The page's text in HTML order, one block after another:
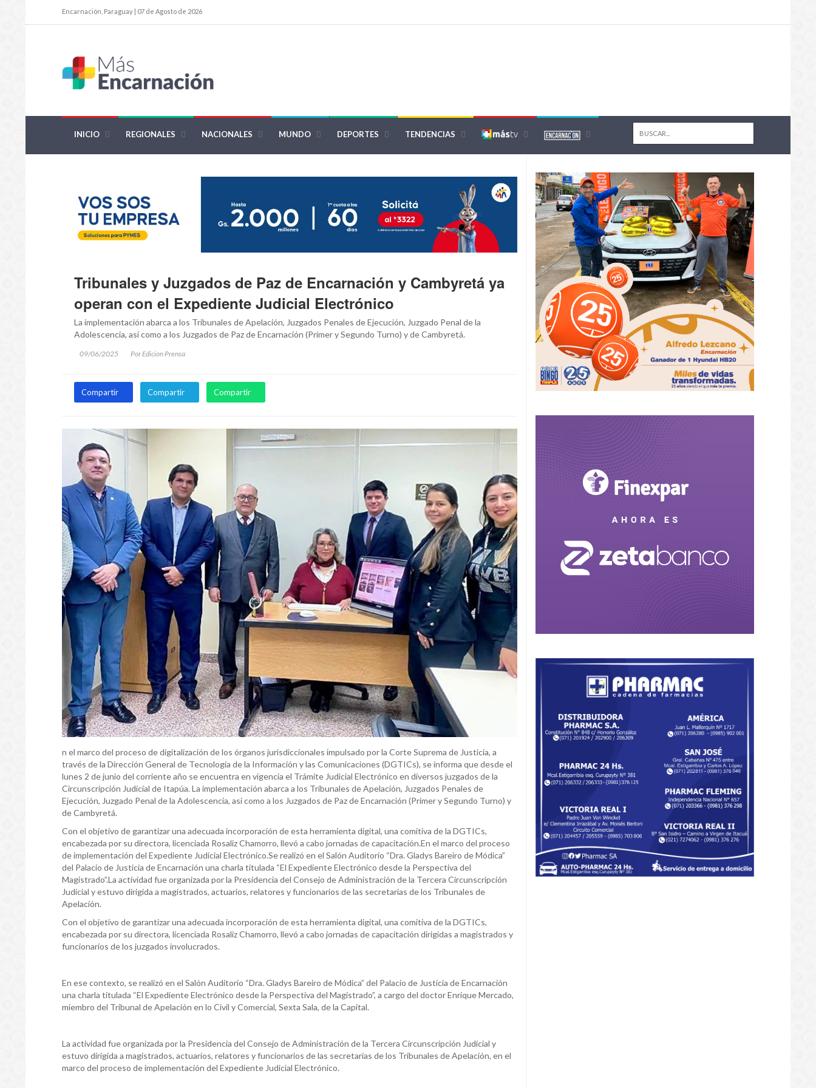
Encarnación, Paraguay | 07 de Agosto de 2026
INICIO REGIONALES NACIONALES MUNDO DEPORTES TENDENCIAS
Tribunales y Juzgados de Paz de Encarnación y Cambyretá ya
operan con el Expediente Judicial Electrónico
La implementación abarca a los Tribunales de Apelación, Juzgados Penales de Ejecución, Juzgado Penal de la
Adolescencia, así como a los Juzgados de Paz de Encarnación (Primer y Segundo Turno) y de Cambyretá.
09/06/2025 Por Edicion Prensa
Compartir Compartir Compartir
n el marco del proceso de digitalización de los órganos jurisdiccionales impulsado por la Corte Suprema de Justicia, a
través de la Dirección General de Tecnología de la Información y las Comunicaciones (DGTICs), se informa que desde el
lunes 2 de junio del corriente año se encuentra en vigencia el Trámite Judicial Electrónico en diversos juzgados de la
Circunscripción Judicial de Itapúa. La implementación abarca a los Tribunales de Apelación, Juzgados Penales de
Ejecución, Juzgado Penal de la Adolescencia, así como a los Juzgados de Paz de Encarnación (Primer y Segundo Turno) y
de Cambyretá.
Con el objetivo de garantizar una adecuada incorporación de esta herramienta digital, una comitiva de la DGTICs,
encabezada por su directora, licenciada Rosaliz Chamorro, llevó a cabo jornadas de capacitación.En el marco del proceso
de implementación del Expediente Judicial Electrónico.Se realizó en el Salón Auditorio “Dra. Gladys Bareiro de Módica”
del Palacio de Justicia de Encarnación una charla titulada “El Expediente Electrónico desde la Perspectiva del
Magistrado”.La actividad fue organizada por la Presidencia del Consejo de Administración de la Tercera Circunscripción
Judicial y estuvo dirigida a magistrados, actuarios, relatores y funcionarios de las secretarías de los Tribunales de
Apelación.
Con el objetivo de garantizar una adecuada incorporación de esta herramienta digital, una comitiva de la DGTICs,
encabezada por su directora, licenciada Rosaliz Chamorro, llevó a cabo jornadas de capacitación dirigidas a magistrados y
funcionarios de los juzgados involucrados.
En ese contexto, se realizó en el Salón Auditorio “Dra. Gladys Bareiro de Módica” del Palacio de Justicia de Encarnación
una charla titulada “El Expediente Electrónico desde la Perspectiva del Magistrado”, a cargo del doctor Enrique Mercado,
miembro del Tribunal de Apelación en lo Civil y Comercial, Sexta Sala, de la Capital.
La actividad fue organizada por la Presidencia del Consejo de Administración de la Tercera Circunscripción Judicial y
estuvo dirigida a magistrados, actuarios, relatores y funcionarios de las secretarías de los Tribunales de Apelación, en el
marco del proceso de implementación del Expediente Judicial Electrónico.